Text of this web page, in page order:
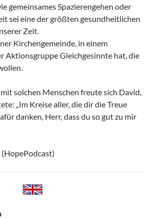
gemeinsames Spazierengehen oder
sei eine der größten gesundheitlichen
Zeit.
Kirchengemeinde, in einem
Aktionsgruppe Gleichgesinnte hat, die
solchen Menschen freute sich David,
„Im Kreise aller, die dir die Treue
danken, Herr, dass du so gut zu mir
(HopePodcast)